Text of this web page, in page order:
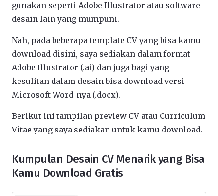
gunakan seperti Adobe Illustrator atau software
desain lain yang mumpuni.
Nah, pada beberapa template CV yang bisa kamu
download disini, saya sediakan dalam format
Adobe Illustrator (.ai) dan juga bagi yang
kesulitan dalam desain bisa download versi
Microsoft Word-nya (.docx).
Berikut ini tampilan preview CV atau Curriculum
Vitae yang saya sediakan untuk kamu download.
Kumpulan Desain CV Menarik yang Bisa
Kamu Download Gratis